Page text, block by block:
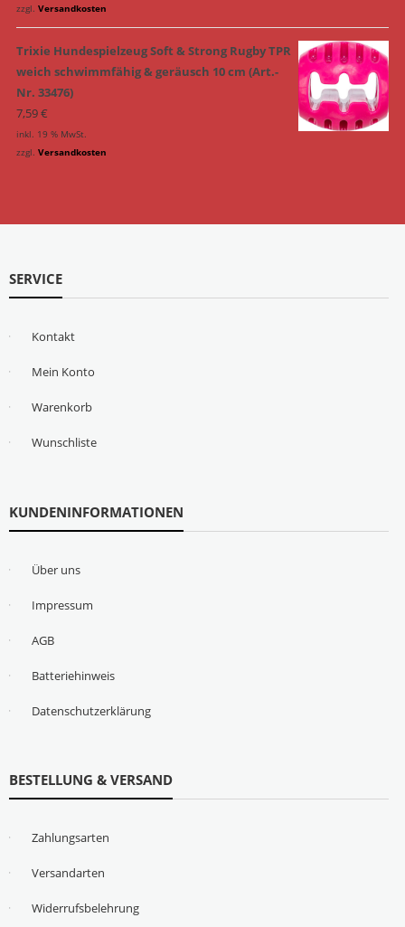
zzgl. Versandkosten
Trixie Hundespielzeug Soft & Strong Rugby TPR
weich schwimmfähig & geräusch 10 cm (Art.-
Nr. 33476)
7,59€
inkl. 19 % MwSt.
zzgl. Versandkosten
SERVICE
Kontakt
Mein Konto
Warenkorb
Wunschliste
KUNDENINFORMATIONEN
Über uns
Impressum
AGB
Batteriehinweis
Datenschutzerklärung
BESTELLUNG & VERSAND
Zahlungsarten
Versandarten
Widerrufsbelehrung